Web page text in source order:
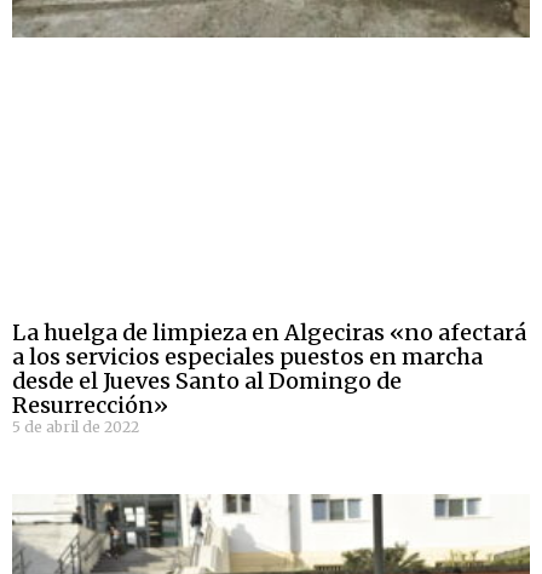
La huelga de limpieza en Algeciras «no afectará
a los servicios especiales puestos en marcha
desde el Jueves Santo al Domingo de
Resurrección»
5 de abril de 2022